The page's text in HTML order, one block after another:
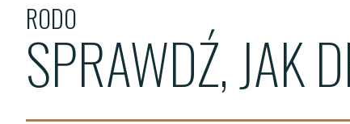
BIELSKO-BIAŁA
RODO
SPRAWDŹ, JAK